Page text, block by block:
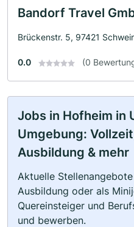
Bandorf Travel
Brückenstr. 5, 97421
0.0 (0
Jobs in Hofheim in
Umgebung:
Ausbildung & mehr
Aktuelle
Ausbildung oder als
Quereinsteiger und
und bewerben.